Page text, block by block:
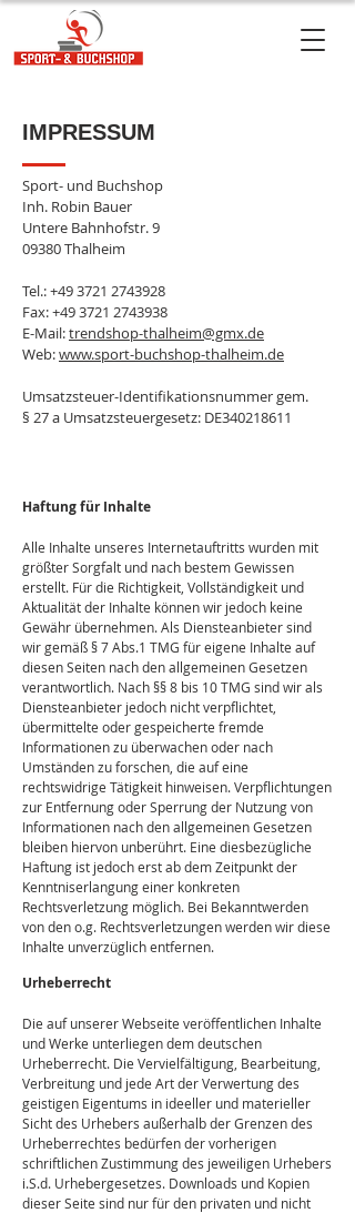
IMPRESSUM
Sport- und Buchshop
Inh. Robin Bauer
Untere Bahnhofstr. 9
09380 Thalheim
Tel.:+49 3721 2743928
Fax:+49 3721 2743938
E-Mail:trendshop-thalheim@gmx.de
Web:www.sport-buchshop-thalheim.de
Umsatzsteuer-Identifikationsnummer gem.
§ 27 a Umsatzsteuergesetz: DE340218611
Haftung für Inhalte
Alle Inhalte unseres Internetauftritts wurden mit
größter Sorgfalt und nach bestem Gewissen
erstellt. Für die Richtigkeit, Vollständigkeit und
Aktualität der Inhalte können wir jedoch keine
Gewähr übernehmen. Als Diensteanbieter sind
wir gemäß § 7 Abs.1 TMG für eigene Inhalte auf
diesen Seiten nach den allgemeinen Gesetzen
verantwortlich. Nach §§ 8 bis 10 TMG sind wir als
Diensteanbieter jedoch nicht verpflichtet,
übermittelte oder gespeicherte fremde
Informationen zu überwachen oder nach
Umständen zu forschen, die auf eine
rechtswidrige Tätigkeit hinweisen. Verpflichtungen
zur Entfernung oder Sperrung der Nutzung von
Informationen nach den allgemeinen Gesetzen
bleiben hiervon unberührt. Eine diesbezügliche
Haftung ist jedoch erst ab dem Zeitpunkt der
Kenntniserlangung einer konkreten
Rechtsverletzung möglich. Bei Bekanntwerden
von den o.g. Rechtsverletzungen werden wir diese
Inhalte unverzüglich entfernen.​
Urheberrecht​
Die auf unserer Webseite veröffentlichen Inhalte
und Werke unterliegen dem deutschen
Urheberrecht. Die Vervielfältigung, Bearbeitung,
Verbreitung und jede Art der Verwertung des
geistigen Eigentums in ideeller und materieller
Sicht des Urhebers außerhalb der Grenzen des
Urheberrechtes bedürfen der vorherigen
schriftlichen Zustimmung des jeweiligen Urhebers
i.S.d. Urhebergesetzes. Downloads und Kopien
dieser Seite sind nur für den privaten und nicht